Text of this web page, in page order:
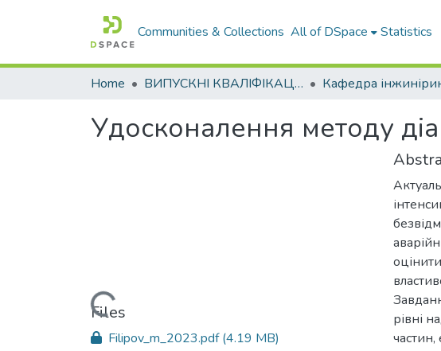
Communities & Collections All of DSpace Statistics
Home ВИПУСКНІ КВАЛІФІКАЦІЙНІ РОБОТИ
Удосконалення методу
Loading...
Files
Filipov_m_2023.pdf(4.19 MB)
рівні
частин,